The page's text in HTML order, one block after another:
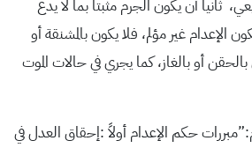
ثانياً أن يكون الجرم مثبتاً بما لا يدع
الإعدام غير مؤلم، فلا يكون بالمشنقة أو
أو بالغاز، كما يجري في حالات الموت
حكم الإعدام أولاً :إحقاق العدل في